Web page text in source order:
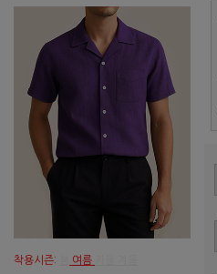
착용시즌: 여름